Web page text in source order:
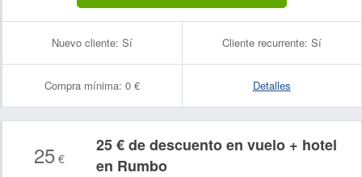
Nuevo cliente: Sí Cliente recurrente: Sí
Compra mínima: 0 € Detalles
25€
25 € de descuento en vuelo + hotel
en Rumbo